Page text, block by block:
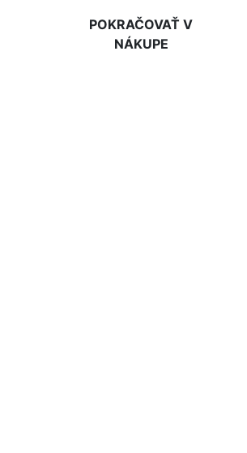
POKRAČOVAŤ V
NÁKUPE